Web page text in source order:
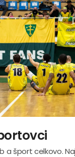
a šport celkovo.